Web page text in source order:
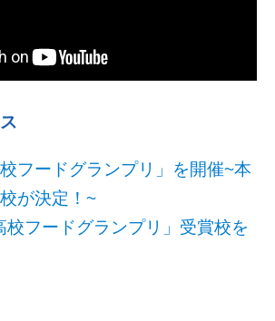
校フードグランプリ」を開催~本
が決定！~
校フードグランプリ」受賞校を